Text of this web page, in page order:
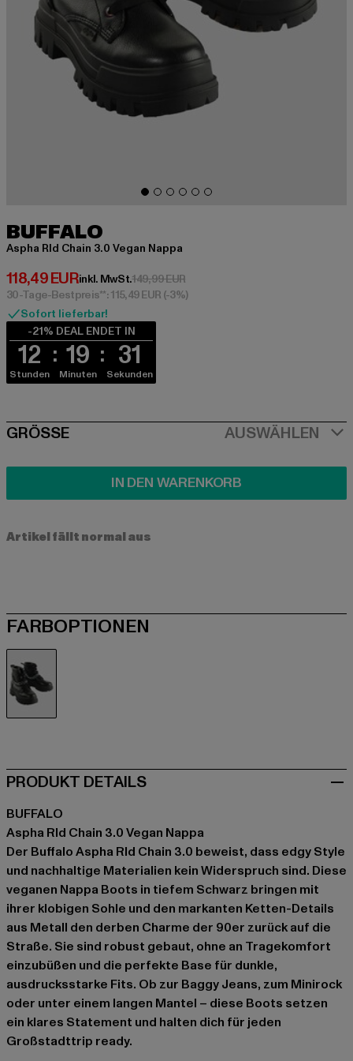
BUFFALO
Aspha Rld Chain 3.0 Vegan Nappa
118,49 EUR
Derzeitiger Preis: 118,49 EUR
inkl. MwSt.149,99 EURAktionspreis: 149,99 EUR
30-Tage-Bestpreis**: 115,49 EUR (-3%)
Sofort lieferbar!
-21% DEAL ENDET IN
12
Stunden
19
Minuten
31
Sekunden
SIZE
GRÖSSE AUSWÄHLEN
IN DEN WARENKORB
Artikel fällt normal aus
FARBOPTIONEN
PRODUKT DETAILS
BUFFALO
Aspha Rld Chain 3.0 Vegan Nappa
Der Buffalo Aspha Rld Chain 3.0 beweist, dass edgy Style
und nachhaltige Materialien kein Widerspruch sind. Diese
veganen Nappa Boots in tiefem Schwarz bringen mit
ihrer klobigen Sohle und den markanten Ketten-Details
aus Metall den derben Charme der 90er zurück auf die
Straße. Sie sind robust gebaut, ohne an Tragekomfort
einzubüßen und die perfekte Base für dunkle,
ausdrucksstarke Fits. Ob zur Baggy Jeans, zum Minirock
oder unter einem langen Mantel – diese Boots setzen
ein klares Statement und halten dich für jeden
Großstadttrip ready.